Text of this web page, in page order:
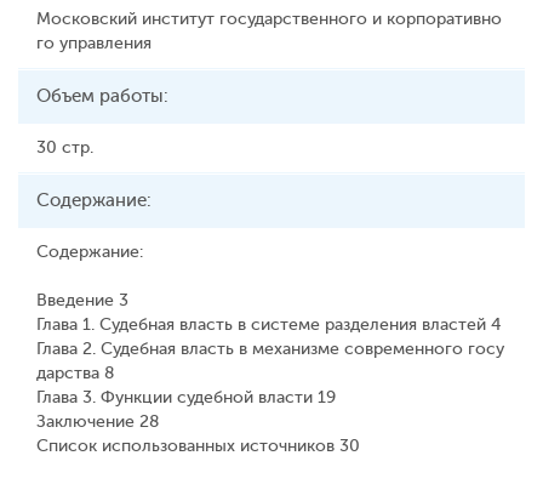
Московский институт государственного и корпоративно
го управления
Объем работы:
30 стр.
Содержание:
Содержание:
Введение 3
Глава 1. Судебная власть в системе разделения властей 4
Глава 2. Судебная власть в механизме современного госу
дарства 8
Глава 3. Функции судебной власти 19
Заключение 28
Список использованных источников 30